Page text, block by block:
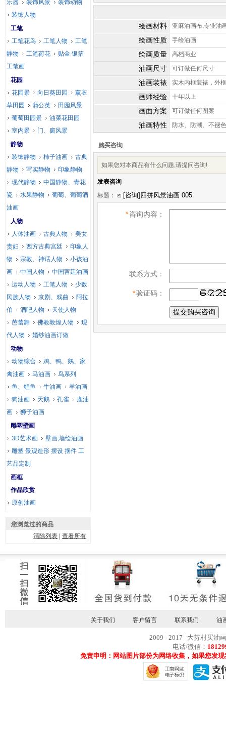
绘画材料 亚麻油画布,专业油
绘画性质 手绘油画
绘画质量 高档商业
油画尺寸 可订做任何尺寸
油画装裱 实木内框装裱，外
画师经验 十年以上
画面方案 可订做任何图案
油画特性 防水、防潮、不褪色
购买咨询
如果您对本商品有什么问题,请提问咨询!
发表咨询
标题：
*咨询内容：
联系方式：
*验证码：
乐器 装饰风景
装饰动物
装饰人物
工笔
工笔花鸟
工笔人物
工笔
静物
工笔荷花
贴金 银箔
工笔画
花园
花园景
向日葵田园
薰衣
草田园
蒲公英
田园风景
葡萄田园景
油菜花田园
室内景
门、窗风景
静物
装饰静物
柿子油画
古典
静物
写实静物
印象静物
现代静物
中国静物、青花
瓷
水果静物
葡萄、葡萄酒
油画
人物
人体油画
古典人物
美女
贵妇
西方古典宫廷
印象人
物
宗教、神话人物
小孩油
画
中国人物
中国宫廷油画
运动人物
工笔人物
少数
民族人物
京剧、戏曲
阿拉
伯
酒吧人物
天使人物
芭蕾舞
佛教敦煌人物
现
代人物
婚纱油画订做
动物
动物综合
鸡、鸭、鹅、家
禽油画
马油画
鸟系列
鱼、鲤鱼
牛油画
羊油画
狗油画
天鹅 孔雀
鹿油
画
狮子油画
雕塑壁画
3D艺术画
壁画,墙绘油画
雕塑 景观造形 摆设 摆件 工
艺品定制
画框
作品欣赏
原创油画
您浏览过的商品
清除列表 |查看所有
关于我们 客户留言 联系我们 油
2009 - 2017 大芬村买油
电话/微信：
免责申明：网站图片部份为网络收集，如果您发